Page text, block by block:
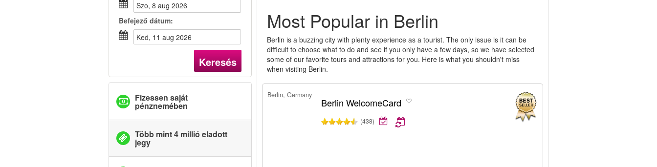
szo, 8 aug 2026
Befejező dátum:
ked, 11 aug 2026
Keresés
Fizessen saját
pénznemében
Több mint 4 millió eladott
jegy
Most Popular in Berlin
Berlin is a buzzing city with plenty experience as a tourist. The only issue is it can be
difficult to choose what to do and see if you only have a few days, so we have selected
some of our favorite tours and attractions for you. Here is what you shouldn't miss
when visiting Berlin.
Berlin, Germany
Berlin WelcomeCard
(438)